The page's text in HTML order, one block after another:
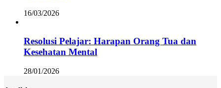
16/03/2026
Resolusi Pelajar: Harapan Orang Tua dan
Kesehatan Mental
28/01/2026